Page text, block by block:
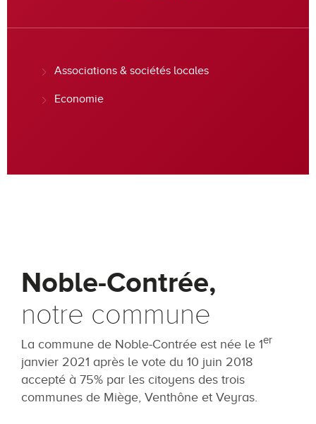
Associations & sociétés locales
Economie
Noble-Contrée,
notre commune
La commune de Noble-Contrée est née le 1er
janvier 2021 après le vote du 10 juin 2018
accepté à 75% par les citoyens des trois
communes de Miège, Venthône et Veyras.